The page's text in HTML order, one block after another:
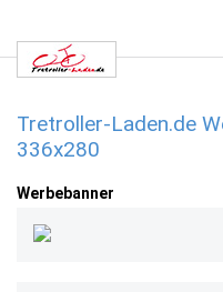
Tretroller-Laden.de
336x280
Werbebanner